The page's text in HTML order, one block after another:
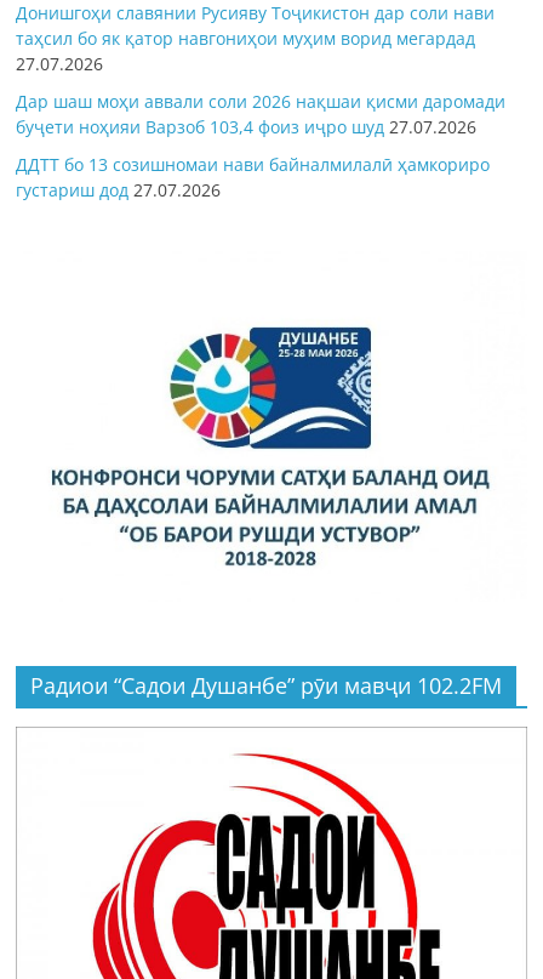
Донишгоҳи славянии Русияву Тоҷикистон дар соли нави
таҳсил бо як қатор навгониҳои муҳим ворид мегардад
27.07.2026
Дар шаш моҳи аввали соли 2026 нақшаи қисми даромади
буҷети ноҳияи Варзоб 103,4 фоиз иҷро шуд 27.07.2026
ДДТТ бо 13 созишномаи нави байналмилалӣ ҳамкориро
густариш дод 27.07.2026
Радиои “Садои Душанбе” рӯи мавҷи 102.2FM